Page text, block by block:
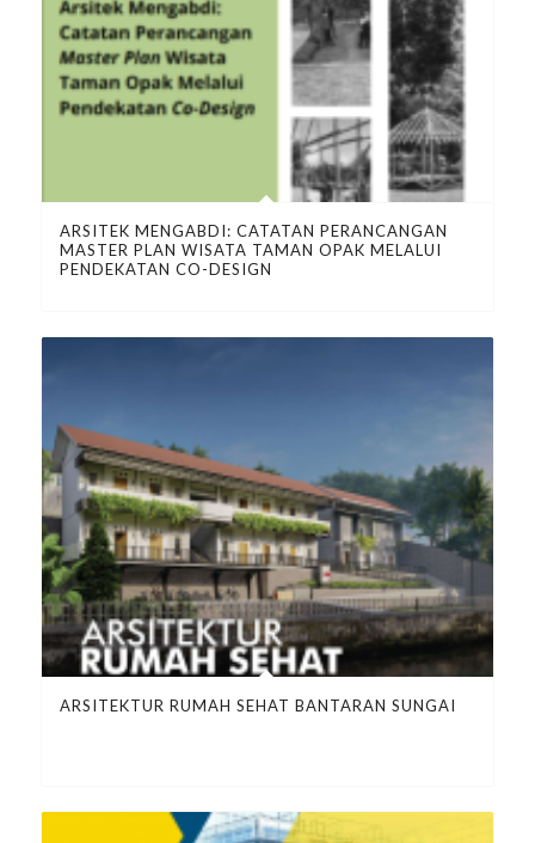
ARSITEK MENGABDI: CATATAN PERANCANGAN
MASTER PLAN WISATA TAMAN OPAK MELALUI
PENDEKATAN CO-DESIGN
ARSITEKTUR RUMAH SEHAT BANTARAN SUNGAI